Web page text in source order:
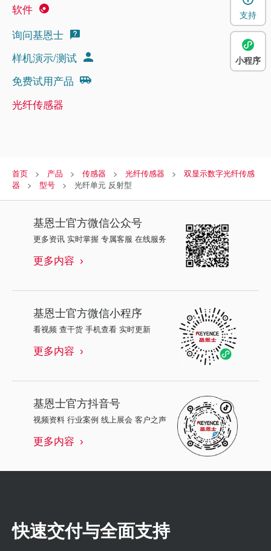
软件
询问基恩士
样机演示/测试
免费试用产品
光纤传感器
首页 产品 传感器 光纤传感器
双显示数字光纤传感
器
型号 光纤单元 反射型
基恩士官方微信公众号
更多资讯 实时掌握 专属客服 在线服务
更多内容
基恩士官方微信小程序
看视频 查干货 手机查看 实时更新
更多内容
基恩士官方抖音号
视频资料 行业案例 线上展会 客户之声
更多内容
快速交付与全面支持
支持
小程序